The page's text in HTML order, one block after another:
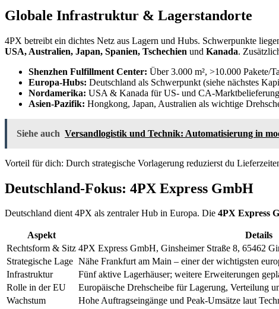
Globale Infrastruktur & Lagerstandorte
4PX betreibt ein dichtes Netz aus Lagern und Hubs. Schwerpunkte
USA, Australien, Japan, Spanien, Tschechien und Kanada.
Shenzhen Fulfillment Center: Über 3.000 m², >10.000 Pakete/
Europa-Hubs: Deutschland als Schwerpunkt (siehe nächstes
Nordamerika: USA & Kanada für US- und CA-
Asien-Pazifik: Hongkong, Japan, Australien als wichtige
Siehe auch Versandlogistik und Technik: Automatisierung in
Vorteil für dich: Durch strategische Vorlagerung reduzierst du
Deutschland-Fokus: 4PX Express GmbH
Deutschland dient 4PX als zentraler Hub in Europa. Die 4PX Express
Aspekt
Details
Rechtsform & Sitz 4PX Express GmbH, Ginsheimer Straße 8, 65462
Strategische Lage Nähe Frankfurt am Main – einer der wichtigsten
Infrastruktur
Fünf aktive Lagerhäuser; weitere Erweiterungen
Rolle in der EU
Europäische Drehscheibe für Lagerung, Verteilung
Wachstum
Hohe Auftragseingänge und Peak-Umsätze laut